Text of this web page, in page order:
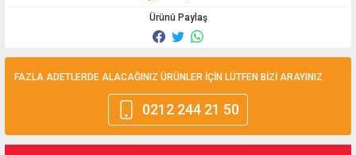
Ürünü Paylaş
FAZLA ADETLERDE ALACAĞINIZ ÜRÜNLER İÇİN LÜTFEN BİZİ ARAYINIZ
0212 244 21 50